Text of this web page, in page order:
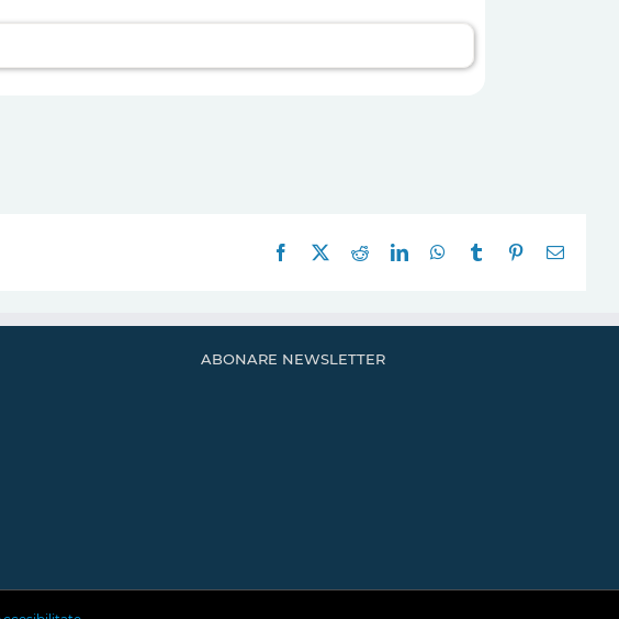
Facebook RedditLinkedInWhatsApp
Tumblr Pinterest
E-
ABONARE NEWSLETTER